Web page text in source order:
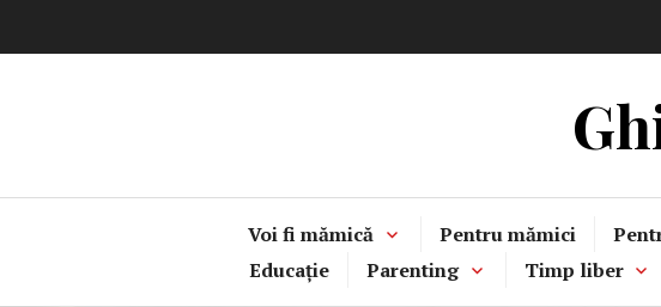
la
Voi fi mămică Pentru mămici
Educație
Parenting Timp liber